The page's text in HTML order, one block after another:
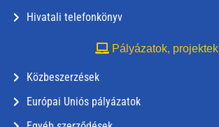
Hivatali telefonkönyv
Pályázatok, projektek
Közbeszerzések
Európai Uniós pályázatok